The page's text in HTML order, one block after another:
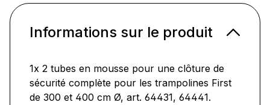
Informations sur le produit
1x 2 tubes en mousse pour une clôture de
sécurité complète pour les trampolines First
de 300 et 400 cm Ø, art. 64431, 64441.